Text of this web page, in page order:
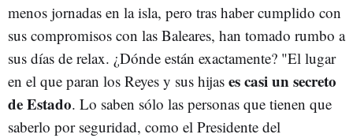
menos jornadas en la isla, pero tras haber cumplido con
sus compromisos con las Baleares, han tomado rumbo a
sus días de relax. ¿Dónde están exactamente? "El lugar
en el que paran los Reyes y sus hijas es casi un secreto
de Estado. Lo saben sólo las personas que tienen que
saberlo por seguridad, como el Presidente del